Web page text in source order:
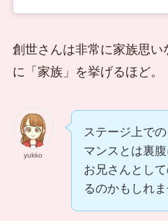
創世さんは非常に家族思
に「家族」を挙げるほど。
yukko
ステージ上で
マンスとは裏
お兄さんとし
るのかもしれま